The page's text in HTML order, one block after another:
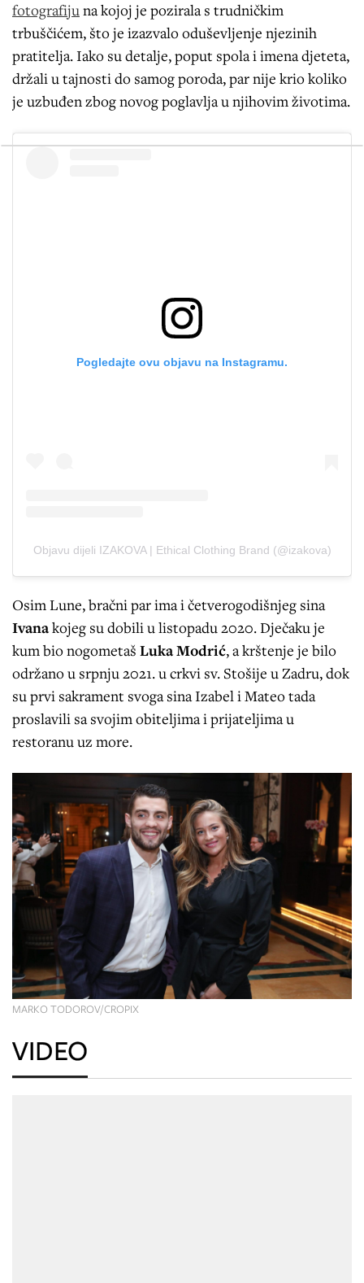
fotografijuna kojoj je pozirala s trudničkim
trbuščićem, što je izazvalo oduševljenje njezinih
pratitelja. Iako su detalje, poput spola i imena djeteta,
držali u tajnosti do samog poroda, par nije krio koliko
je uzbuđen zbog novog poglavlja u njihovim životima​.
Pogledajte ovu objavu na Instagramu.
Objavu dijeli IZAKOVA | Ethical Clothing Brand (@izakova)
Osim Lune, bračni par ima i četverogodišnjeg sina
Ivanakojeg su dobili u listopadu 2020. Dječaku je
kum bio nogometaš Luka Modrić, a krštenje je bilo
održano u srpnju 2021. u crkvi sv. Stošije u Zadru, dok
su prvi sakrament svoga sina Izabel i Mateo tada
proslavili sa svojim obiteljima i prijateljima u
restoranu uz more.
MARKO TODOROV/CROPIX
VIDEO